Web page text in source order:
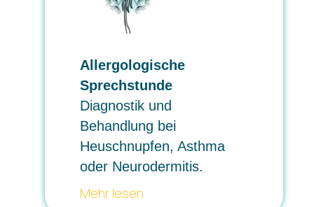
Allergologische
Sprechstunde
Diagnostik und
Behandlung bei
Heuschnupfen, Asthma
oder Neurodermitis.
Mehr lesen